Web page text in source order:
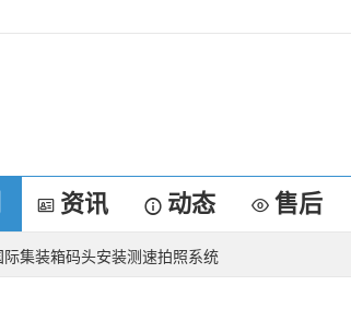
资讯 动态 售后
际集装箱码头安装测速拍照系统